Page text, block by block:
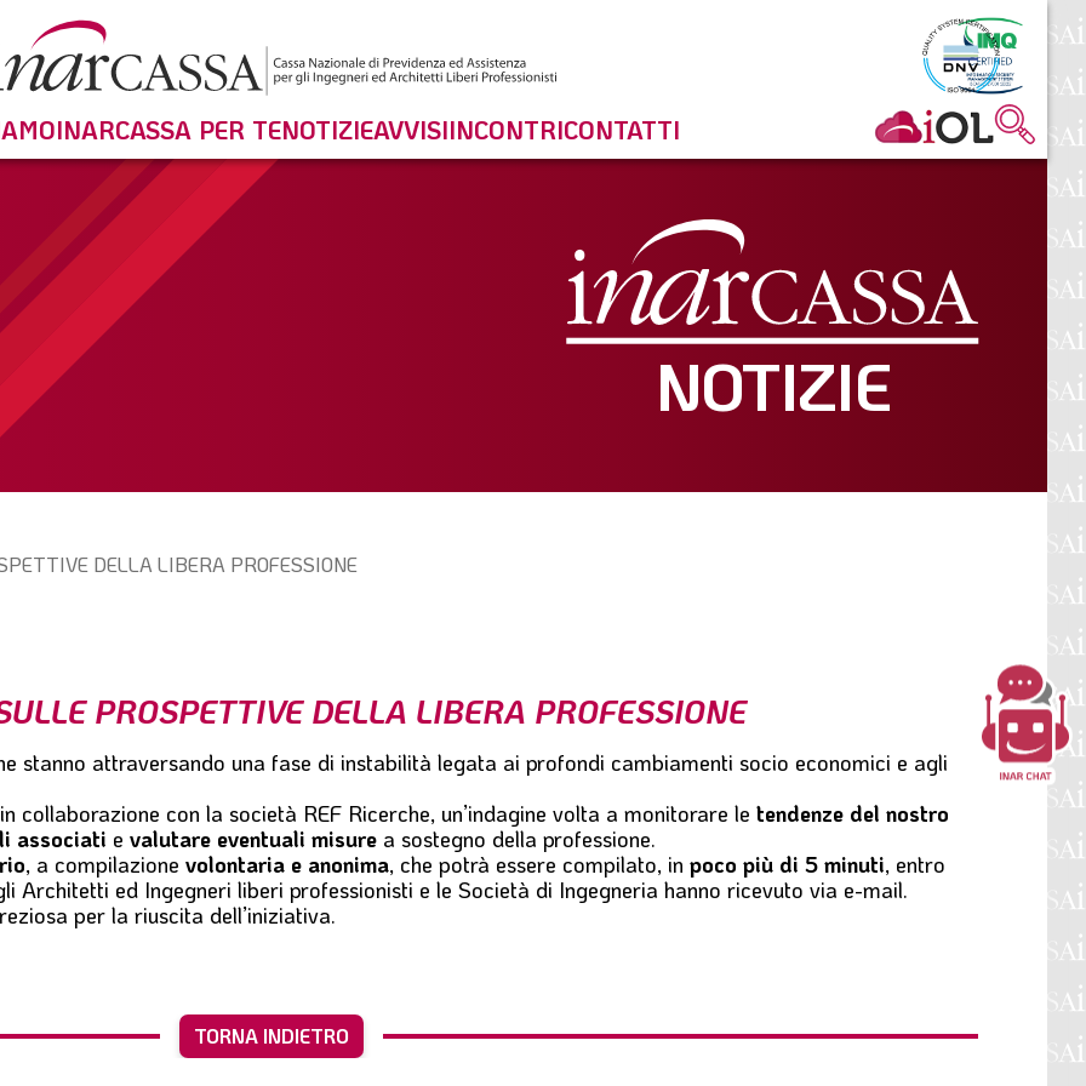
INARCASSA PER TENOTIZIEAVVISIINCONTRICONTATTI
NOTIZIE
DELLA LIBERA PROFESSIONE
PROSPETTIVE DELLA LIBERA PROFESSIONE
stanno attraversando una fase di instabilità legata ai profondi cambiamenti socio economici e agli
collaborazione con la società REF Ricerche, un’indagine volta a monitorare le tendenze del nostro
associati e valutare eventuali misure a sostegno della professione.
, a compilazione volontaria e anonima, che potrà essere compilato, in poco più di 5 minuti, entro
Architetti ed Ingegneri liberi professionisti e le Società di Ingegneria hanno ricevuto via e-mail.
per la riuscita dell’iniziativa.
TORNA INDIETRO